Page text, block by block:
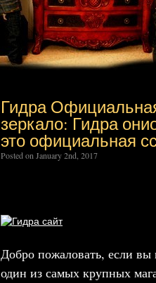
Гидра
зеркало: Гидра
это официальная
Posted on January 2nd, 2017
Добро пожаловать, если
один из самых крупных